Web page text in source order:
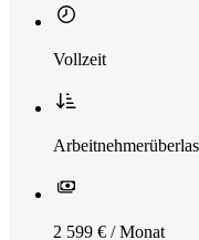
Vollzeit
2 599 € / Monat